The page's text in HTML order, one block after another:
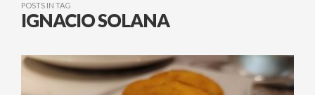
POSTS IN TAG
IGNACIO SOLANA